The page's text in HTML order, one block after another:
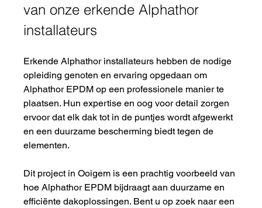
van onze erkende Alphathor
installateurs
Erkende Alphathor installateurs hebben de nodige
opleiding genoten en ervaring opgedaan om
Alphathor EPDM op een professionele manier te
plaatsen. Hun expertise en oog voor detail zorgen
ervoor dat elk dak tot in de puntjes wordt afgewerkt
en een duurzame bescherming biedt tegen de
elementen.
Dit project in Ooigem is een prachtig voorbeeld van
hoe Alphathor EPDM bijdraagt aan duurzame en
efficiënte dakoplossingen. Bent u op zoek naar een